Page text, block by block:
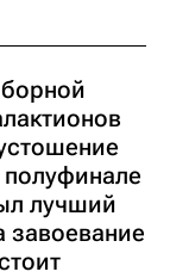
лучший
завоевание